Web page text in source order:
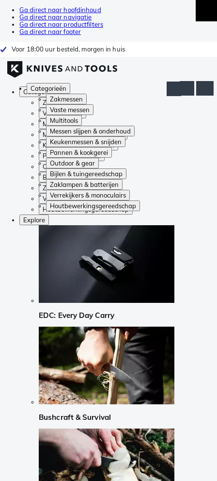
Ga direct naar hoofdinhoud
Ga direct naar navigatie
Ga direct naar productfilters
Ga direct naar footer
Voor 18:00 uur besteld, morgen in huis
Categorieën
Zakmessen
Vaste messen
Multitools
Messen slijpen & onderhoud
Keukenmessen & snijden
Pannen & kookgerei
Outdoor & gear
Bijlen & tuingereedschap
Zaklampen & batterijen
Verrekijkers & monoculairs
Houtbewerkingsgereedschap
Categorieën
Zakmessen
Vaste messen
Multitools
Messen slijpen & onderhoud
Keukenmessen & snijden
Pannen & kookgerei
Outdoor & gear
Bijlen & tuingereedschap
Zaklampen & batterijen
Verrekijkers & monoculairs
Houtbewerkingsgereedschap
Explore
EDC: Every Day Carry
Bushcraft & Survival